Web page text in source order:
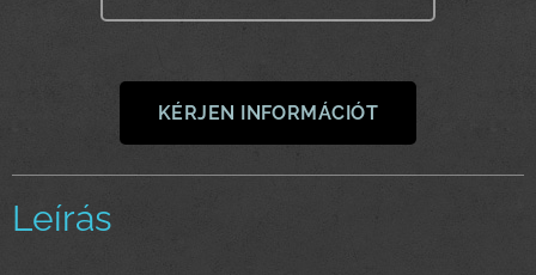
KÉRJEN INFORMÁCIÓT
Leírás